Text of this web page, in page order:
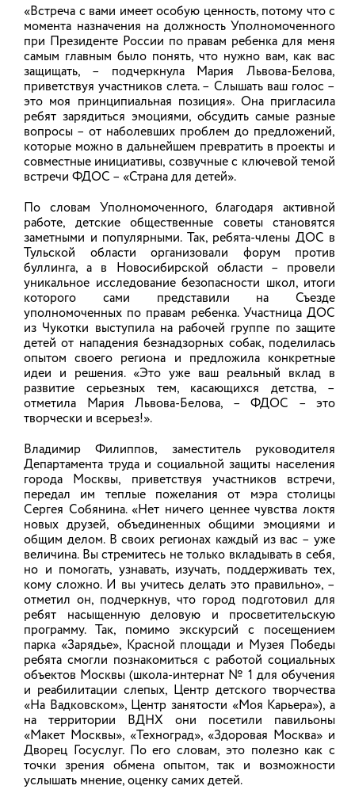
В ходе проверки детский правозащитник
осмотрела жилые корпуса, столовые,
медицинские блоки, территорию лагерей, оценила
санитарно-бытовые условия проживания детей,
обеспечение права детей и родителей на доступ к
информации, организацию занятости, досуга
детей и воспитательной работы.
Ежегодно детские оздоровительные лагеря
заметно преображаются: идёт ремонт, меняется
мебель, развивается инфраструктура – всё
делается для комфортного отдыха детей.
Светлана Протасевич посетила
пансионат с лечением «Плёс»
Вчера, 4 августа 2026 года в рамках
Всероссийской акции «Безопасность детства»
Уполномоченный по правам ребёнка в Ивановской
области Светлана Александровна Протасевич
посетила пансионат с лечением «Плёс».
В целях обеспечения прав детей на качественный
и безопасный отдых, детский омбудсмен
осмотрела жилые корпуса, столовую,
медицинский блок, территорию лагеря, оценила
пообщалась с ребятами и сотрудниками
пансионата.
В текущем году в лагере выполнен ремонт двух
залов столовой, произведена частичная замена
мебели. Также на летней веранде возведена
конструкция с навесом, которая обеспечивает
защиту от прямых солнечных лучей.
05.08.2026
Новое в законодательстве
В настоящее время в федеральное
законодательство внесен ряд изменений, в
частности, дети Героев России и полных
кавалеров ордена Славы получили право на
первоочередный прием в государственные и
муниципальные детские сады и школы;
гражданам, пребывающим в добровольческих
формированиях, предоставлено право на
дополнительный отдых; работающих в РФ
иностранных граждан обязали содержать себя и
Все новости
Подписаться на новостную рассылку
Возникли трудности
В 2018 году поступила на гражданскую
государственную службу в Ивановскую областную
Думу.
С 2021 года продолжила свою деятельность в
качестве помощника депутата Государственной Думы
ФС РФ в Ивановской области P.M. Лябихова и
помощником депутата Ивановской областной Думы
А.В. Тимохина.
С апреля 2022 года была избрана на должность
председателя Ивановского регионального отделения
общероссийского общественного движения
«Всероссийский Женский Союз – Надежда России».
Воспитывает троих детей.
С апреля 2023 года занимает должность
Уполномоченного по правам ребенка в Ивановской
области (Постановление Ивановской областной
Думы №59 от 12.04.2023).
«Встреча с вами имеет особую ценность, потому что с
момента назначения на должность Уполномоченного
при Президенте России по правам ребенка для меня
самым главным было понять, что нужно вам, как вас
защищать, – подчеркнула Мария Львова-Белова,
приветствуя участников слета. – Слышать ваш голос –
это моя принципиальная позиция». Она пригласила
ребят зарядиться эмоциями, обсудить самые разные
вопросы – от наболевших проблем до предложений,
которые можно в дальнейшем превратить в проекты и
совместные инициативы, созвучные с ключевой темой
встречи ФДОС – «Страна для детей».
По словам Уполномоченного, благодаря активной
работе, детские общественные советы становятся
заметными и популярными. Так, ребята-члены ДОС в
Тульской области организовали форум против
буллинга, а в Новосибирской области – провели
уникальное исследование безопасности школ, итоги
которого сами представили на Съезде
уполномоченных по правам ребенка. Участница ДОС
из Чукотки выступила на рабочей группе по защите
детей от нападения безнадзорных собак, поделилась
опытом своего региона и предложила конкретные
идеи и решения. «Это уже ваш реальный вклад в
развитие серьезных тем, касающихся детства, –
отметила Мария Львова-Белова, – ФДОС – это
творчески и всерьез!».
Владимир Филиппов, заместитель руководителя
Департамента труда и социальной защиты населения
города Москвы, приветствуя участников встречи,
передал им теплые пожелания от мэра столицы
Сергея Собянина. «Нет ничего ценнее чувства локтя
новых друзей, объединенных общими эмоциями и
общим делом. В своих регионах каждый из вас – уже
величина. Вы стремитесь не только вкладывать в себя,
но и помогать, узнавать, изучать, поддерживать тех,
кому сложно. И вы учитесь делать это правильно», –
отметил он, подчеркнув, что город подготовил для
ребят насыщенную деловую и просветительскую
программу. Так, помимо экскурсий с посещением
парка «Зарядье», Красной площади и Музея Победы
ребята смогли познакомиться с работой социальных
объектов Москвы (школа-интернат № 1 для обучения
и реабилитации слепых, Центр детского творчества
«На Вадковском», Центр занятости «Моя Карьера»), а
на территории ВДНХ они посетили павильоны
«Макет Москвы», «Техноград», «Здоровая Москва» и
Дворец Госуслуг. По его словам, это полезно как с
точки зрения обмена опытом, так и возможности
услышать мнение, оценку самих детей.